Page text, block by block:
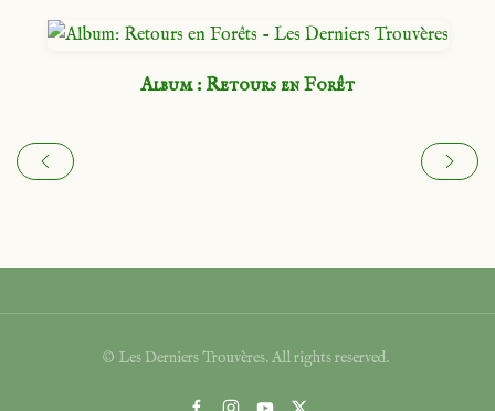
Album : Retours en Forêt
© Les Derniers Trouvères. All rights reserved.